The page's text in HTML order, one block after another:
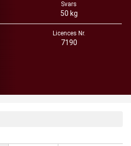
Svars
50 kg
Licences Nr.
7190